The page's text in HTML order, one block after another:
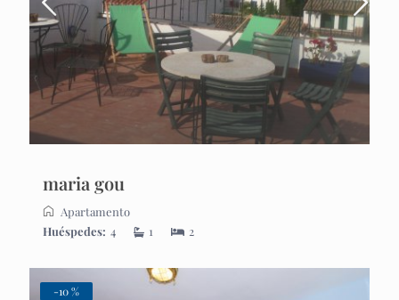
maria gou
Apartamento
Huéspedes: 4 1 2
-10 %